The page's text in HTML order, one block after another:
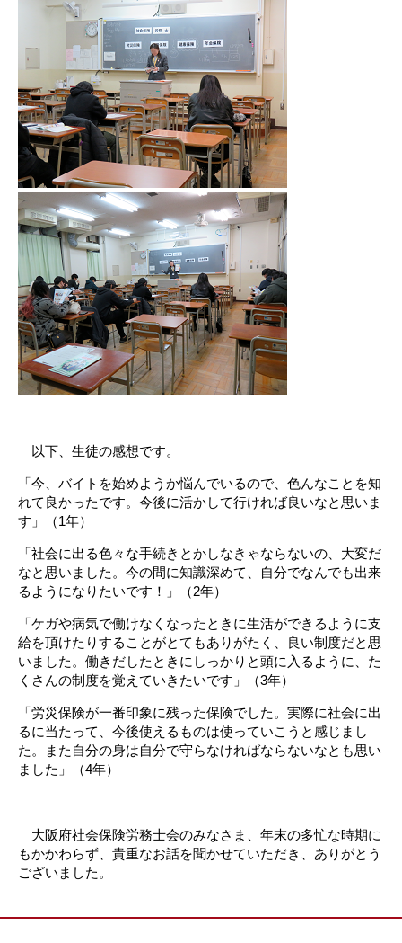
以下、生徒の感想です。
「今、バイトを始めようか悩んでいるので、色んなことを知
れて良かったです。今後に活かして行ければ良いなと思いま
す」（1年）
「社会に出る色々な手続きとかしなきゃならないの、大変だ
なと思いました。今の間に知識深めて、自分でなんでも出来
るようになりたいです！」（2年）
「ケガや病気で働けなくなったときに生活ができるように支
給を頂けたりすることがとてもありがたく、良い制度だと思
いました。働きだしたときにしっかりと頭に入るように、た
くさんの制度を覚えていきたいです」（3年）
「労災保険が一番印象に残った保険でした。実際に社会に出
るに当たって、今後使えるものは使っていこうと感じまし
た。また自分の身は自分で守らなければならないなとも思い
ました」（4年）
大阪府社会保険労務士会のみなさま、年末の多忙な時期に
もかかわらず、貴重なお話を聞かせていただき、ありがとう
ございました。